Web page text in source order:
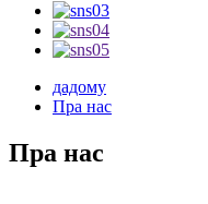
дадому
Пра нас
Пра нас